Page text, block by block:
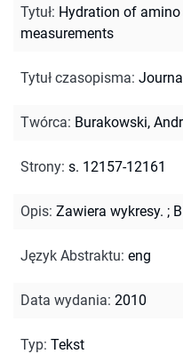
Tytuł: Hydration of
measurements
Tytuł czasopisma:
Twórca: Burakowski,
Strony: s. 12157-12161
Opis: Zawiera wykresy. ;
Język Abstraktu: eng
Data wydania: 2010
Typ: Tekst